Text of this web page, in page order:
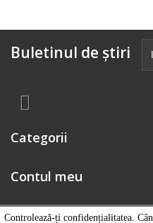
Controlează-ți confidențialitatea.
Buletinul de știri
Categorii
Contul meu
Informatii magazin